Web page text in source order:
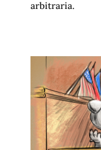
arbitraria.